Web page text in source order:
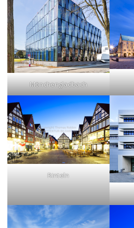
Mönchengladbach
Rinteln